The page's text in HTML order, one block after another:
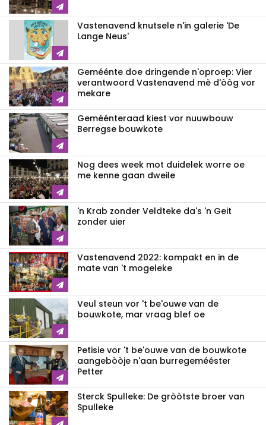
Vastenavend knutsele n'in galerie 'De
Lange Neus'
Geméénte doe dringende n'oproep: Vier
verantwoord Vastenavend mè d'òòg vor
mekare
Geméénteraad kiest vor nuuwbouw
Berregse bouwkote
Nog dees week mot duidelek worre oe
me kenne gaan dweile
'n Krab zonder Veldteke da's 'n Geit
zonder uier
Vastenavend 2022: kompakt en in de
mate van 't mogeleke
Veul steun vor 't be'ouwe van de
bouwkote, mar vraag blef oe
Petisie vor 't be'ouwe van de bouwkote
aangebòòje n'aan burregemééster
Petter
Sterck Spulleke: De gròòtste broer van
Spulleke